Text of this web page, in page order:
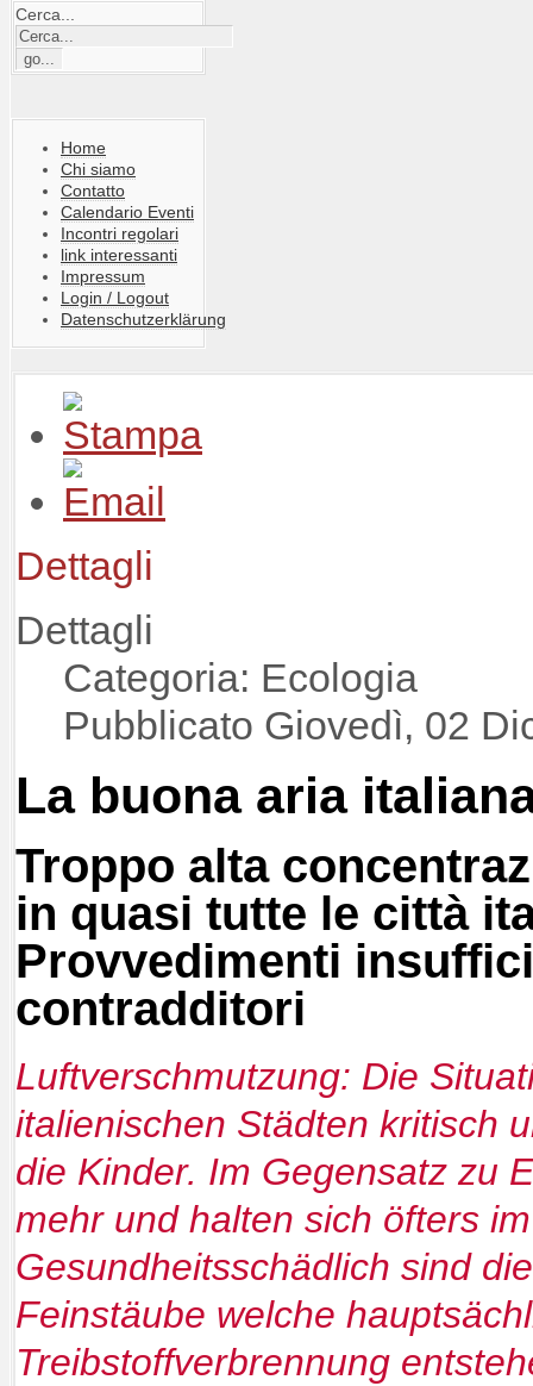
Cerca...
Home
Chi siamo
Contatto
Calendario Eventi
Incontri regolari
link interessanti
Impressum
Login / Logout
Datenschutzerklärung
Dettagli
Dettagli
Categoria: Ecologia
Pubblicato Giovedì, 02
La buona aria
Troppo alta
in quasi tutte le città
Provvedimenti
contradditori
Luftverschmutzung: Die
italienischen Städten kritisch
die Kinder. Im Gegensatz zu
mehr und halten sich öfters
Gesundheitsschädlich sind
Feinstäube welche
Treibstoffverbrennung